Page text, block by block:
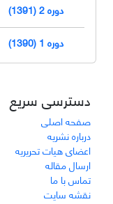
دوره 2 (1391)
دوره 1 (1390)
دسترسی سریع
صفحه اصلی
درباره نشریه
اعضای هیات تحریریه
ارسال مقاله
تماس با ما
نقشه سایت